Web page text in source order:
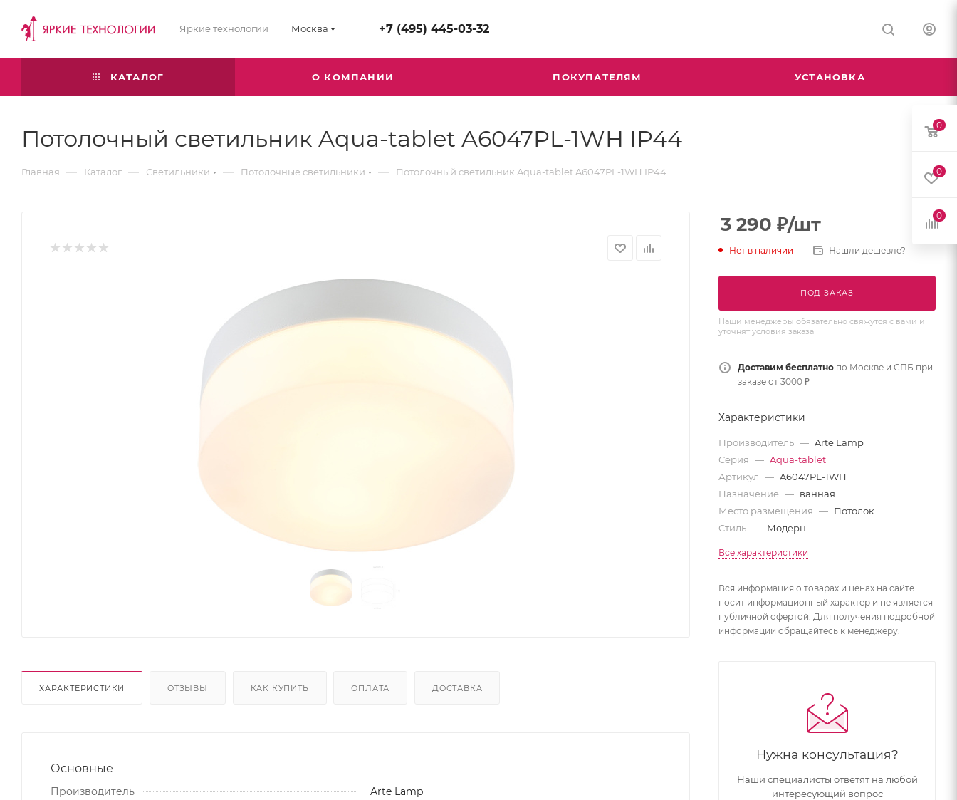
Яркие технологии Москва +7 (495) 445-03-32
КАТАЛОГ О КОМПАНИИ ПОКУПАТЕЛЯМ УСТАНОВКА
Потолочный светильник Aqua-tablet A6047PL-1WH IP44
Главная — Каталог — Светильники — Потолочные светильники — Потолочный светильник Aqua-tablet A6047PL-1WH IP44
ХАРАКТЕРИСТИКИ ОТЗЫВЫ КАК КУПИТЬ ОПЛАТА ДОСТАВКА
Основные
Производитель
Arte Lamp
3 290 ₽/шт
Нет в наличии Нашли дешевле?
ПОД ЗАКАЗ
Наши менеджеры обязательно свяжутся с вами и
уточнят условия заказа
Доставим бесплатно по Москве и СПБ при
заказе от 3000 ₽
Характеристики
Производитель — Arte Lamp
Серия — Aqua-tablet
Артикул — A6047PL-1WH
Назначение — ванная
Место размещения — Потолок
Стиль — Модерн
Все характеристики
Вся информация о товарах и ценах на сайте
носит информационный характер и не является
публичной офертой. Для получения подробной
информации обращайтесь к менеджеру.
Нужна консультация?
Наши специалисты ответят на любой
интересующий вопрос
0
0
0